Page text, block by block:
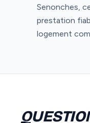
Senonches,
prestation
logement